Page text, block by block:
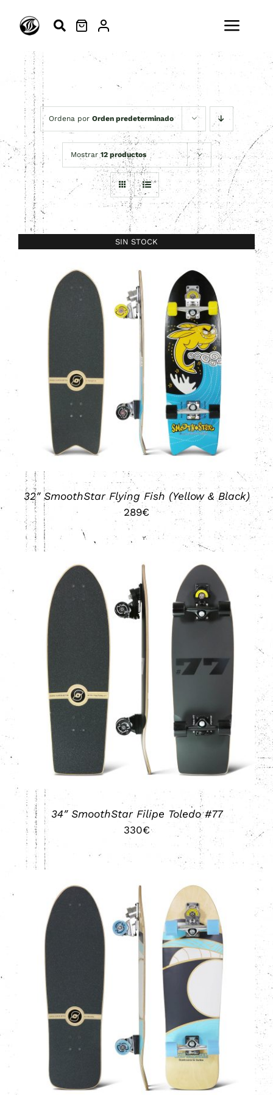
ESCUELA
SURFSKATE
SURF
MODA
ACTIVIDADES
Ordena por Orden predeterminado
Mostrar 12 productos
SIN STOCK
DETALLES
32″ SmoothStar Flying Fish (Yellow & Black)
289€
Valorado
AÑADIR AL CARRITO DETALLES
34″ SmoothStar Filipe Toledo #77
330€
AÑADIR AL CARRITO DETALLES